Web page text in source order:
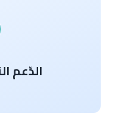
الدّعم